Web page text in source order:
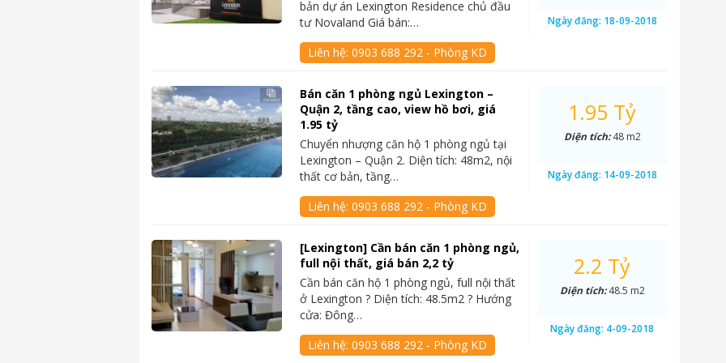
bản dự án Lexington Residence chủ đầu
tư Novaland Giá bán:…
Liên hệ:0903 688 292 - Phòng KD
Ngày đăng: 18-09-2018
Bán căn 1 phòng ngủ Lexington –
Quận 2, tầng cao, view hồ bơi, giá
1.95 tỷ
Chuyển nhượng căn hộ 1 phòng ngủ tại
Lexington – Quận 2. Diện tích: 48m2, nội
thất cơ bản, tầng…
Liên hệ:0903 688 292 - Phòng KD
1.95 Tỷ
Diện tích:48 m2
Ngày đăng: 14-09-2018
[Lexington] Cần bán căn 1 phòng ngủ,
full nội thất, giá bán 2,2 tỷ
Cần bán căn hộ 1 phòng ngủ, full nội thất
ở Lexington ? Diện tích: 48.5m2 ? Hướng
cửa: Đông…
Liên hệ:0903 688 292 - Phòng KD
2.2 Tỷ
Diện tích:48.5 m2
Ngày đăng: 4-09-2018